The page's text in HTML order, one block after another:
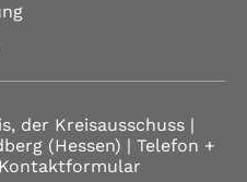
der Kreisausschuss |
(Hessen) | Telefon +